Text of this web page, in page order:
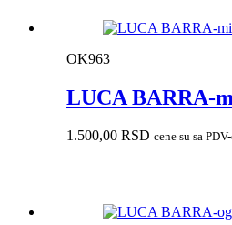
OK963
LUCA BARRA-
1.500,00 RSD cene su sa